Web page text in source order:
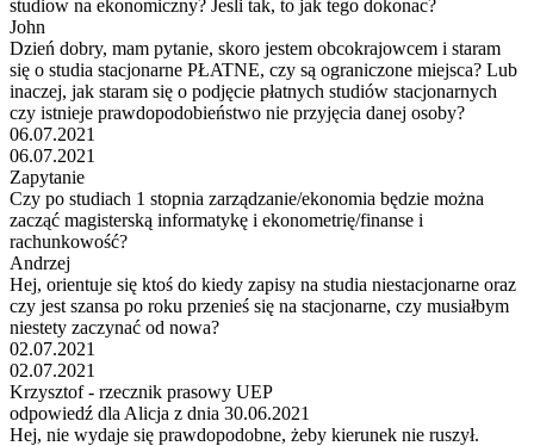
studiow na ekonomiczny? Jesli tak, to jak tego dokonac?
John
Dzień dobry, mam pytanie, skoro jestem obcokrajowcem i staram
się o studia stacjonarne PŁATNE, czy są ograniczone miejsca? Lub
inaczej, jak staram się o podjęcie płatnych studiów stacjonarnych
czy istnieje prawdopodobieństwo nie przyjęcia danej osoby?
06.07.2021
06.07.2021
Zapytanie
Czy po studiach 1 stopnia zarządzanie/ekonomia będzie można
zacząć magisterską informatykę i ekonometrię/finanse i
rachunkowość?
Andrzej
Hej, orientuje się ktoś do kiedy zapisy na studia niestacjonarne oraz
czy jest szansa po roku przenieś się na stacjonarne, czy musiałbym
niestety zaczynać od nowa?
02.07.2021
02.07.2021
Krzysztof - rzecznik prasowy UEP
odpowiedź dla Alicja z dnia 30.06.2021
Hej, nie wydaje się prawdopodobne, żeby kierunek nie ruszył.